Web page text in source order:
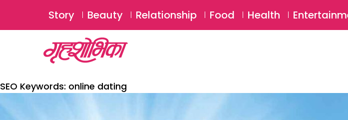
Story Beauty Relationship Food Health
SEO Keywords: online dating